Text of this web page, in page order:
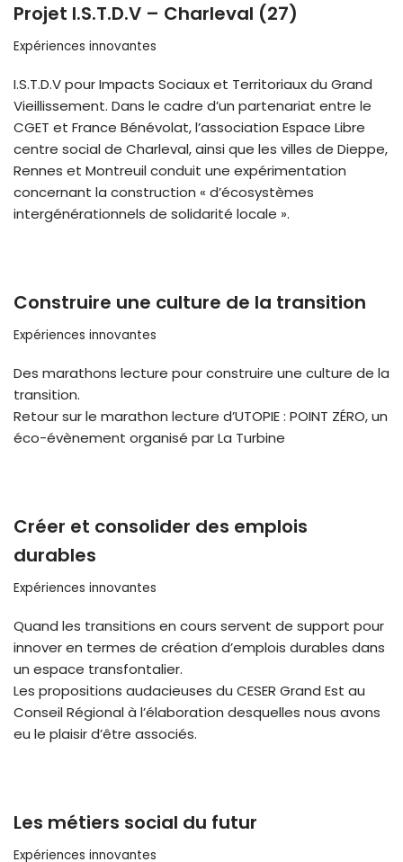
Projet I.S.T.D.V – Charleval (27)
Expériences innovantes
I.S.T.D.V pour Impacts Sociaux et Territoriaux du Grand
Vieillissement. Dans le cadre d’un partenariat entre le
CGET et France Bénévolat, l’association Espace Libre
centre social de Charleval, ainsi que les villes de Dieppe,
Rennes et Montreuil conduit une expérimentation
concernant la construction « d’écosystèmes
intergénérationnels de solidarité locale ».
Construire une culture de la transition
Expériences innovantes
Des marathons lecture pour construire une culture de la
transition.
Retour sur le marathon lecture d’UTOPIE : POINT ZÉRO, un
éco-évènement organisé par La Turbine
Créer et consolider des emplois
durables
Expériences innovantes
Quand les transitions en cours servent de support pour
innover en termes de création d’emplois durables dans
un espace transfontalier.
Les propositions audacieuses du CESER Grand Est au
Conseil Régional à l’élaboration desquelles nous avons
eu le plaisir d’être associés.
Les métiers social du futur
Expériences innovantes